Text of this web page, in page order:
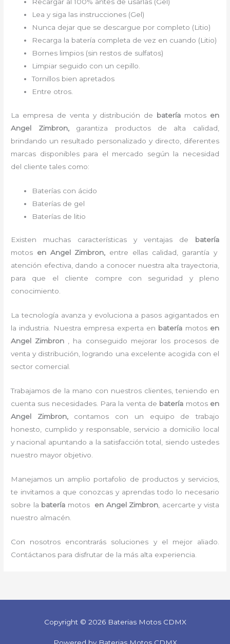
Lea y siga las instrucciones (Gel)
Nunca dejar que se descargue por completo (Litio)
Recarga la batería completa de vez en cuando (Litio)
Bornes limpios (sin restos de sulfatos)
Limpiar seguido con un cepillo.
Tornillos bien apretados
Entre otros.
La empresa de venta y distribución de batería motos en
Angel Zimbron, garantiza productos de alta calidad,
brindando un resultado personalizado y directo, diferentes
marcas disponibles para el mercado según la necesidad
del cliente tales como:
Baterías con ácido
Baterías de gel
Baterías de litio
Existen muchas características y ventajas de batería
motos en Angel Zimbron, entre ellas calidad, garantía y
atención efectiva, dando a conocer nuestra alta trayectoria,
para que el cliente compre con seguridad y pleno
conocimiento.
La tecnología avanza y evoluciona a pasos agigantados en
la industria. Nuestra empresa experta en batería motosen
Angel Zimbron
, ha conseguido mejorar los procesos de
venta y distribución, logrando una excelente acogida con el
sector comercial.
Trabajamos de la mano con nuestros clientes, teniendo en
cuenta sus necesidades. Para la venta de batería motosen
Angel Zimbron, contamos con un equipo de trabajo
honesto, cumplido y responsable, servicio a domicilio local
y nacional apuntando a la satisfacción total, siendo ustedes
nuestro mayor objetivo.
Manejamos un amplio portafolio de productos y servicios,
te invitamos a que conozcas y aprendas todo lo necesario
sobre la batería motosen Angel Zimbron , acercarte y vista
nuestro almacén.
Con nosotros encontrarás soluciones y el mejor aliado.
Contáctanos para disfrutar de la más alta experiencia.
Copyright © 2026 Baterias Motos CDMX